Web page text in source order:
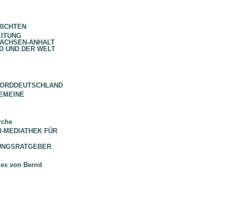
ANHALT
UND DER WELT
FÜR
von Bernd